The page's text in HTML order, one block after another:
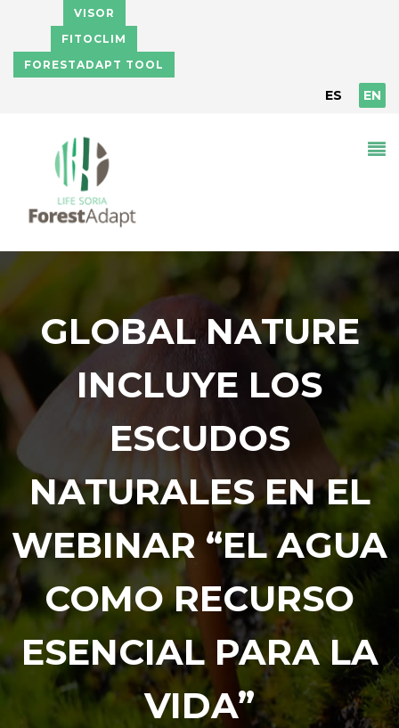
Skip to main content
VISOR
FITOCLIM
FORESTADAPT TOOL
ES EN
GLOBAL NATURE
INCLUYE LOS
ESCUDOS
NATURALES EN EL
WEBINAR “EL AGUA
COMO RECURSO
ESENCIAL PARA LA
VIDA”